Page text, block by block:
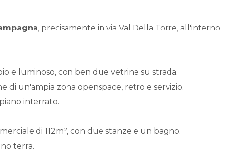
, precisamente in via Val Della Torre, all'interno
e luminoso, con ben due vetrine su strada.
di un'ampia zona openspace, retro e servizio.
interrato.
di 112m², con due stanze e un bagno.
terra.